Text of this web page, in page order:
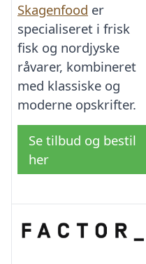
Skagenfood er
specialiseret i frisk
fisk og nordjyske
råvarer, kombineret
med klassiske og
moderne opskrifter.
Se tilbud og bestil
her